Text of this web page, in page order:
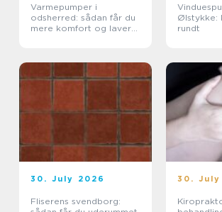
Varmepumper i
odsherred: sådan får du
mere komfort og lavere
Ølstykke:
rundt
30. July 2026
Fliserens svendborg:
30. July